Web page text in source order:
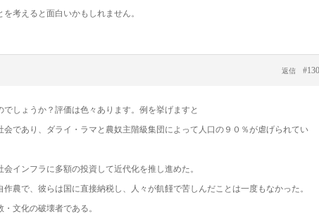
考えると面白いかもしれません。
返信
しょうか？評価は色々あります。例を挙げますと
会であり、ダライ・ラマと農奴主階級集団によって人口の９０％が虐げられてい
インフラに多額の投資して近代化を推し進めた。
農で、彼らは国に直接納税し、人々が飢饉で苦しんだことは一度もなかった。
文化の破壊者である。